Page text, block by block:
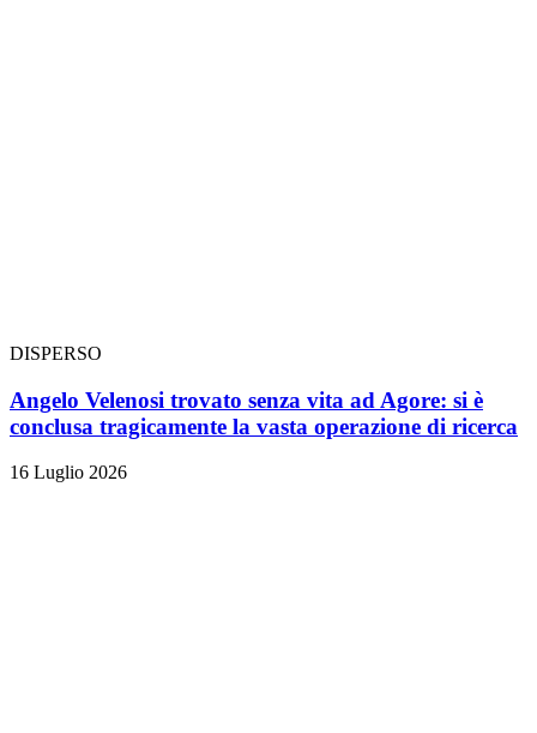
DISPERSO
Angelo Velenosi trovato senza vita ad Agore: si è
conclusa tragicamente la vasta operazione di ricerca
16 Luglio 2026